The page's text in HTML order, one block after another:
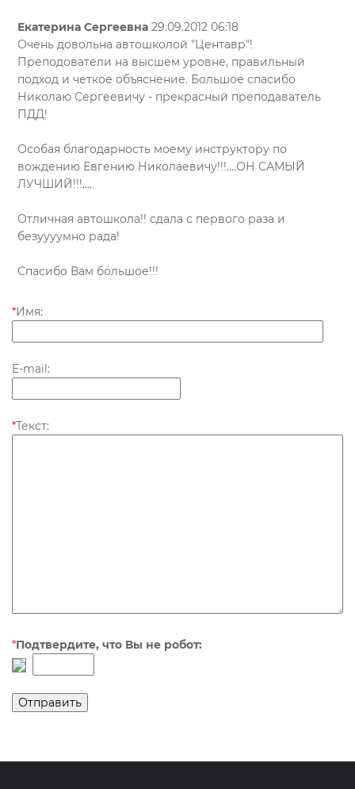
Екатерина Сергеевна 29.09.2012 06:18
Очень довольна автошколой "Центавр"!
Преподователи на высшем уровне, правильный
подход и четкое объяснение. Большое спасибо
Николаю Сергеевичу - прекрасный преподаватель
ПДД!
Особая благодарность моему инструктору по
вождению Евгению Николаевичу!!!....ОН САМЫЙ
ЛУЧШИЙ!!!....
Отличная автошкола!! сдала с первого раза и
безуууумно рада!
Спасибо Вам большое!!!
*Имя:
E-mail:
*Текст:
*Подтвердите, что Вы не робот: